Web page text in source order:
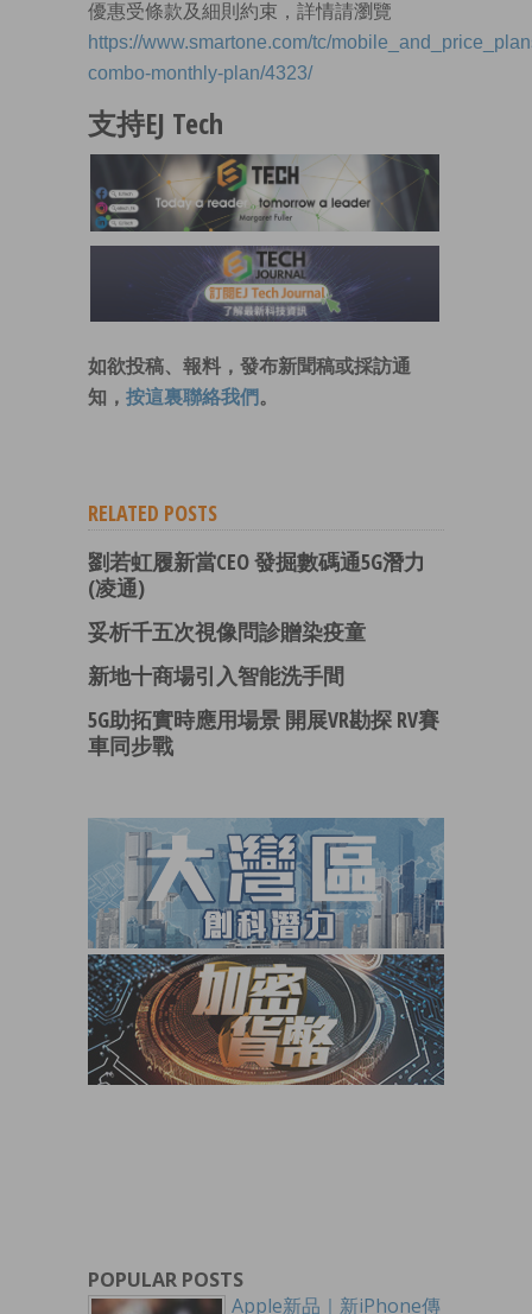
優惠受條款及細則約束，詳情請瀏覽
https://www.smartone.com/tc/
combo-monthly-plan/4323/
支持EJ Tech
如欲投稿、報料，發布新聞稿或採訪通
知， 按這裏聯絡我們 。
RELATED POSTS
劉若虹履新當CEO 發掘數碼通5G潛力
(凌通)
妥析千五次視像問診贈染疫童
新地十商場引入智能洗手間
5G助拓實時應用場景 開展VR勘探 RV賽
車同步戰
POPULAR POSTS
Apple新品｜新iPhone傳